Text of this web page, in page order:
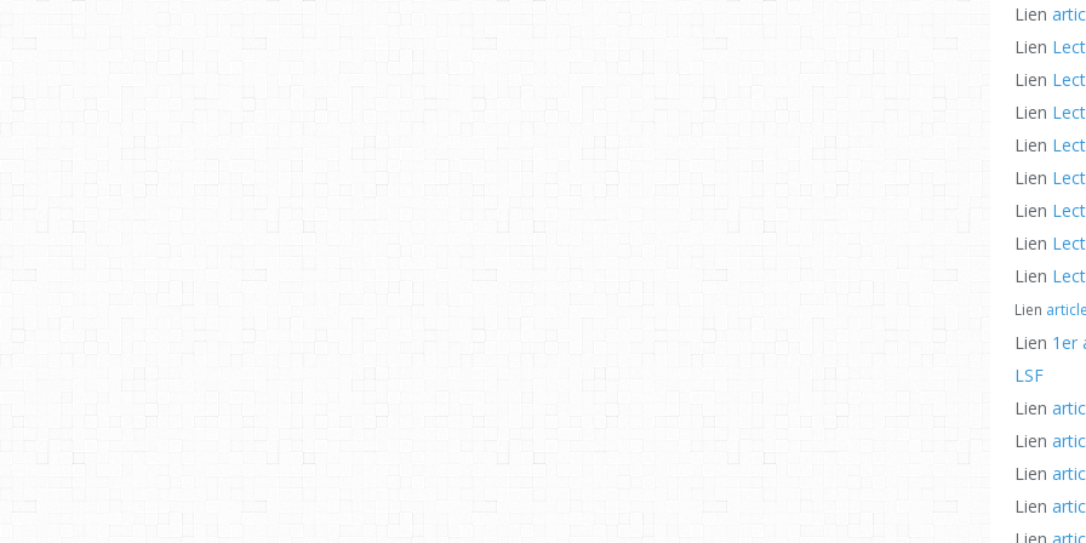
Lien
Lien
Lien
Lien
Lien
Lien
Lien
Lien
Lien
Lien
Lien 1er
LSF
Lien
Lien
Lien
Lien